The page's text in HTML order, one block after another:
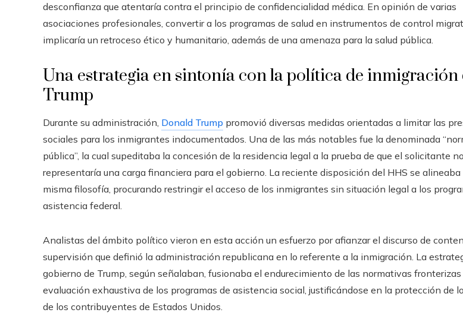
desconfianza que atentaría contra el principio de confidencialidad médica. En opinión de varias
asociaciones profesionales, convertir a los programas de salud en instrumentos de control
implicaría un retroceso ético y humanitario, además de una amenaza para la salud pública.
Una estrategia en sintonía con la política de inmigración
Trump
Durante su administración, Donald Trump promovió diversas medidas orientadas a limitar las
sociales para los inmigrantes indocumentados. Una de las más notables fue la denominada
pública”, la cual supeditaba la concesión de la residencia legal a la prueba de que el solicitante no
representaría una carga financiera para el gobierno. La reciente disposición del HHS se
misma filosofía, procurando restringir el acceso de los inmigrantes sin situación legal a los
asistencia federal.
Analistas del ámbito político vieron en esta acción un esfuerzo por afianzar el discurso de
supervisión que definió la administración republicana en lo referente a la inmigración. La
gobierno de Trump, según señalaban, fusionaba el endurecimiento de las normativas
evaluación exhaustiva de los programas de asistencia social, justificándose en la protección de
de los contribuyentes de Estados Unidos.